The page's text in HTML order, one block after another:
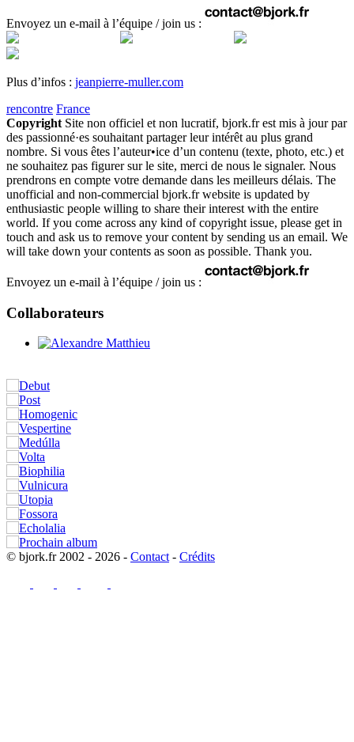
Envoyez un e-mail à l’équipe / join us :
Plus d’infos : jeanpierre-muller.com
rencontre France
Copyright Site non officiel et non lucratif, bjork.fr est mis à jour par
des passionné·es souhaitant partager leur intérêt au plus grand
nombre. Si vous êtes l’auteur•ice d’un contenu (texte, photo, etc.) et
ne souhaitez pas figurer sur le site, merci de nous le signaler. Nous
prendrons en compte votre demande dans les meilleurs délais. The
unofficial and non-commercial bjork.fr website is updated by
enthusiastic people willing to share their interest with the entire
world. If you come across any kind of copyright issue, please get in
touch and ask us to remove your content by sending us an email. We
will take down your contents as soon as possible. Thank you.
Envoyez un e-mail à l’équipe / join us :
Collaborateurs
© bjork.fr 2002 - 2026 - Contact - Crédits